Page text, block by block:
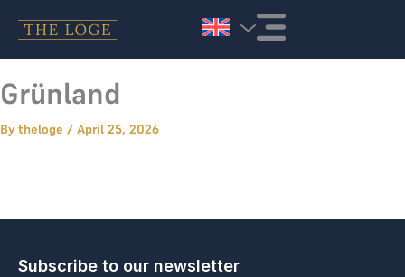
Grünland
By theloge / April 25, 2026
Subscribe to our newsletter